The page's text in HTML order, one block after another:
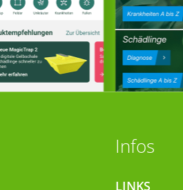
Infos
LINKS